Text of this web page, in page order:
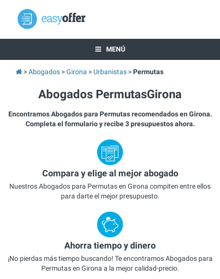
MENÚ
Abogados Girona Urbanistas Permutas
Abogados PermutasGirona
Encontramos Abogados para Permutas recomendados en Girona.
Completa el formulario y recibe 3 presupuestos ahora.
Compara y elige al mejor abogado
Nuestros Abogados para Permutas en Girona compiten entre ellos
para darte el mejor presupuesto.
Ahorra tiempo y dinero
¡No pierdas más tiempo buscando! Te encontramos Abogados para
Permutas en Girona a la mejor calidad-precio.